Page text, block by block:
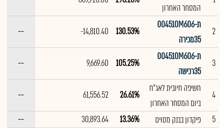
המסחר האחרון
2
ת004510M606-
35מכירה
130.53%
-14,810.40
--
3
ת004510M606-
35רכישה
105.25%
9,669.60
--
4
חשיפה חיובית לאג"ח
ביום המסחר האחרון
26.61%
61,556.52
--
5
פיקדון בבנק מסוים 13.36%
30,893.64
--